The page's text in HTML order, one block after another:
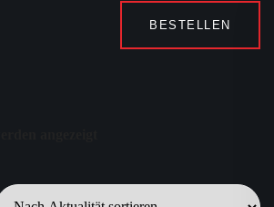
BESTELLEN